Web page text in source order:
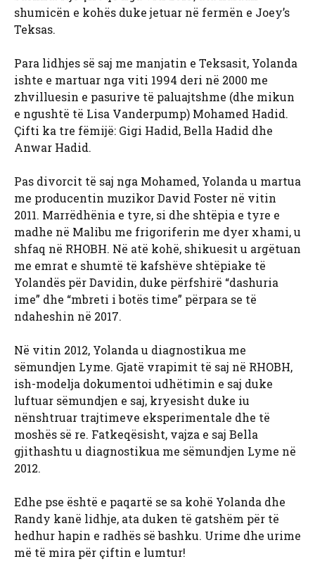
shumicën e kohës duke jetuar në fermën e Joey’s
Teksas.
Para lidhjes së saj me manjatin e Teksasit, Yolanda
ishte e martuar nga viti 1994 deri në 2000 me
zhvilluesin e pasurive të paluajtshme (dhe mikun
e ngushtë të Lisa Vanderpump) Mohamed Hadid.
Çifti ka tre fëmijë: Gigi Hadid, Bella Hadid dhe
Anwar Hadid.
Pas divorcit të saj nga Mohamed, Yolanda u martua
me producentin muzikor David Foster në vitin
2011. Marrëdhënia e tyre, si dhe shtëpia e tyre e
madhe në Malibu me frigoriferin me dyer xhami, u
shfaq në RHOBH. Në atë kohë, shikuesit u argëtuan
me emrat e shumtë të kafshëve shtëpiake të
Yolandës për Davidin, duke përfshirë “dashuria
ime” dhe “mbreti i botës time” përpara se të
ndaheshin në 2017.
Në vitin 2012, Yolanda u diagnostikua me
sëmundjen Lyme. Gjatë vrapimit të saj në RHOBH,
ish-modelja dokumentoi udhëtimin e saj duke
luftuar sëmundjen e saj, kryesisht duke iu
nënshtruar trajtimeve eksperimentale dhe të
moshës së re. Fatkeqësisht, vajza e saj Bella
gjithashtu u diagnostikua me sëmundjen Lyme në
2012.
Edhe pse është e paqartë se sa kohë Yolanda dhe
Randy kanë lidhje, ata duken të gatshëm për të
hedhur hapin e radhës së bashku. Urime dhe urime
më të mira për çiftin e lumtur!